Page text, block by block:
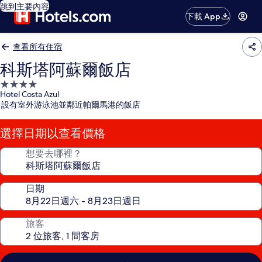
跳到主要內容
下載 App
查看所有住宿
科斯塔阿蘇爾飯店
4.0
星
級
住
宿
Hotel Costa Azul
設有室外游泳池並鄰近帕爾馬港的飯店
選擇日期以查看價格
想要去哪裡？
日期
旅客